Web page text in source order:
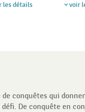
les détails voir
conquêtes qui
De conquête en